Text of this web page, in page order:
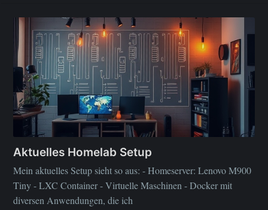
Aktuelles Homelab Setup
Mein aktuelles Setup sieht so aus: - Homeserver: Lenovo M900
Tiny - LXC Container - Virtuelle Maschinen - Docker mit
diversen Anwendungen, die ich